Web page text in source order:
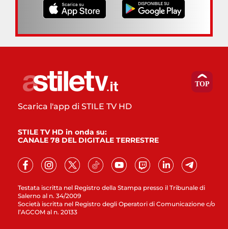
Testata iscritta nel Registro della Stampa presso il Tribunale di
Salerno al n. 34/2009
Società iscritta nel Registro degli Operatori di Comunicazione c/o
l’AGCOM al n. 20133
Scarica l'app di STILE TV HD
STILE TV HD in onda su:
CANALE 78 DEL DIGITALE TERRESTRE